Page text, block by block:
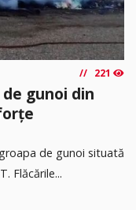
221
gunoi din
de gunoi situată
Flăcările...